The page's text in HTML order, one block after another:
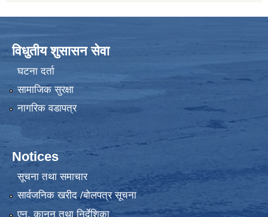
विधुतीय शुसासन सेवा
घटना दर्ता
सामाजिक सुरक्षा
नागरिक वडापत्र
Notices
सूचना तथा समाचार
सार्वजनिक खरीद /बोलपत्र सूचना
एन, कानुन तथा निर्देशिका